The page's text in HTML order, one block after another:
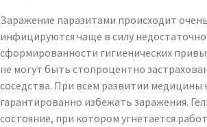
Заражение паразитами происходит
инфицируются чаще в силу
сформированности гигиенических
не могут быть стопроцентно
соседства. При всем развитии медицины
гарантированно избежать заражения.
состояние, при котором угнетается